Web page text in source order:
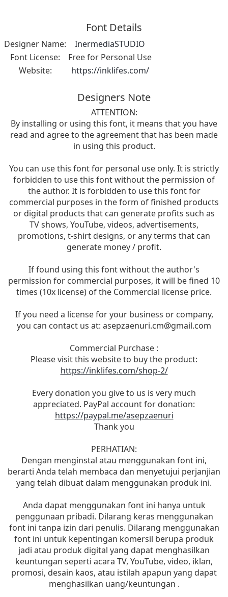
Font Details
Designer Name:
InermediaSTUDIO
Font License:
Free for Personal Use
Website:
https://inklifes.com/
Designers Note
ATTENTION:
By installing or using this font, it means that you have
read and agree to the agreement that has been made
in using this product.
You can use this font for personal use only. It is strictly
forbidden to use this font without the permission of
the author. It is forbidden to use this font for
commercial purposes in the form of finished products
or digital products that can generate profits such as
TV shows, YouTube, videos, advertisements,
promotions, t-shirt designs, or any terms that can
generate money / profit.
If found using this font without the author's
permission for commercial purposes, it will be fined 10
times (10x license) of the Commercial license price.
If you need a license for your business or company,
you can contact us at: asepzaenuri.cm@gmail.com
Commercial Purchase :
Please visit this website to buy the product:
https://inklifes.com/shop-2/
Every donation you give to us is very much
appreciated. PayPal account for donation:
https://paypal.me/asepzaenuri
Thank you
PERHATIAN:
Dengan menginstal atau menggunakan font ini,
berarti Anda telah membaca dan menyetujui perjanjian
yang telah dibuat dalam menggunakan produk ini.
Anda dapat menggunakan font ini hanya untuk
penggunaan pribadi. Dilarang keras menggunakan
font ini tanpa izin dari penulis. Dilarang menggunakan
font ini untuk kepentingan komersil berupa produk
jadi atau produk digital yang dapat menghasilkan
keuntungan seperti acara TV, YouTube, video, iklan,
promosi, desain kaos, atau istilah apapun yang dapat
menghasilkan uang/keuntungan .